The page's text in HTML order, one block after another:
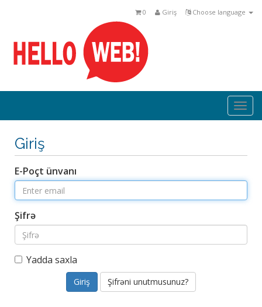
Choose language
Giriş
0
Giriş
E-Poçt ünvanı
Şifrə
Yadda saxla
Şifrəni unutmusunuz?